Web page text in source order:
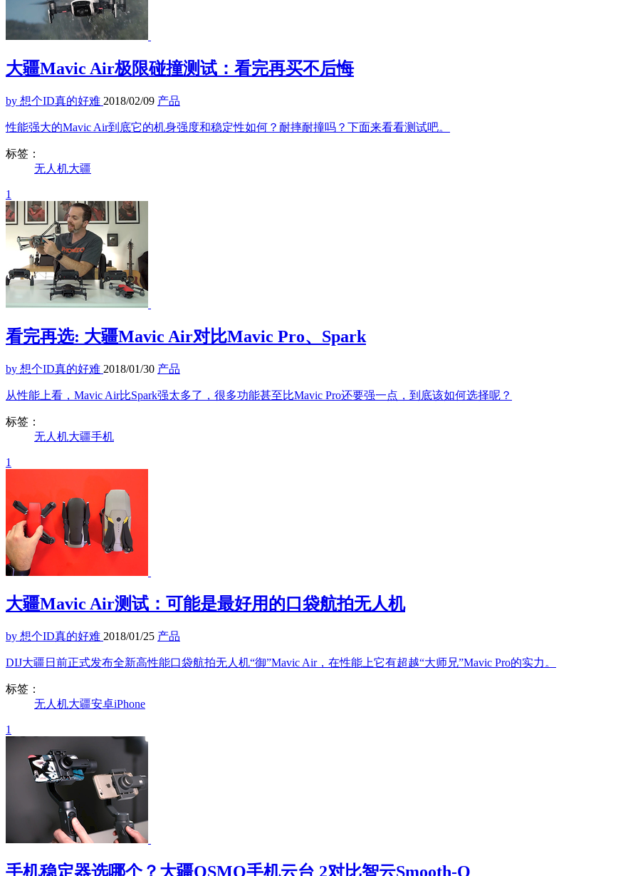
大疆Mavic Air极限碰撞测试：看完再买不后悔
by 想个ID真的好难 2018/02/09 产品
性能强大的Mavic Air到底它的机身强度和稳定性如何？耐摔耐撞吗？下面来看看测试吧。
标签：
无人机大疆
1
看完再选: 大疆Mavic Air对比Mavic Pro、Spark
by 想个ID真的好难 2018/01/30 产品
从性能上看，Mavic Air比Spark强太多了，很多功能甚至比Mavic Pro还要强一点，到底该如何选择呢？
标签：
无人机大疆手机
1
大疆Mavic Air测试：可能是最好用的口袋航拍无人机
by 想个ID真的好难 2018/01/25 产品
DIJ大疆日前正式发布全新高性能口袋航拍无人机“御”Mavic Air，在性能上它有超越“大师兄”Mavic Pro的实力。
标签：
无人机大疆安卓iPhone
1
手机稳定器选哪个？大疆OSMO手机云台 2对比智云Smooth-Q